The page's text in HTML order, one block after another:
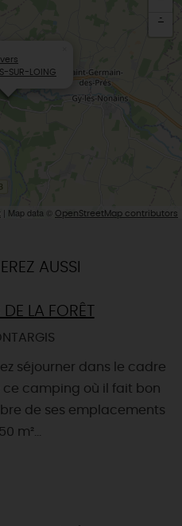
SUR-LOING
-
| Map data © OpenStreetMap contributors
AUSSI
LA FORÊT
séjourner dans le cadre
ce camping où il fait bon
de ses emplacements
m²...